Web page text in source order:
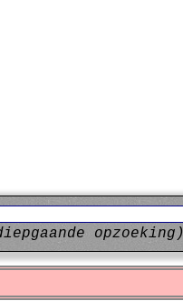
opzoeking)